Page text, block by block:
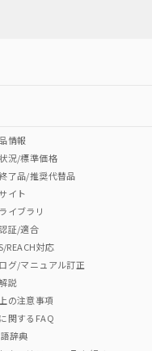
情報
況/標準価格
了品/推奨代替品
イト
イブラリ
証/適合
REACH対応
グ/マニュアル訂正
説
の注意事項
関するFAQ
辞典